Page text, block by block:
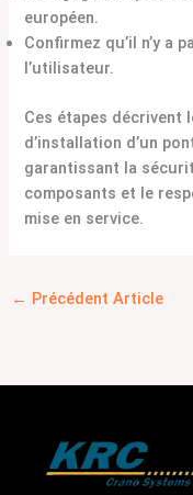
européen.
Confirmez qu’il n’y a
l’utilisateur.
Ces étapes décrivent
d’installation d’un
garantissant la
composants et le
mise en service.
← Précédent Article